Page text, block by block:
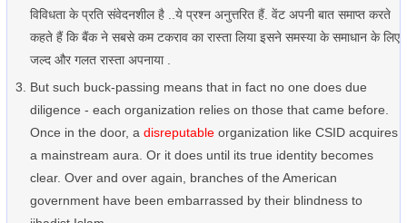
विविधता के प्रति संवेदनशील है ..ये प्रश्न अनुत्तरित हैं. वेंट अपनी बात समाप्त करते
कहते हैं कि बैंक ने सबसे कम टकराव का रास्ता लिया इसने समस्या के समाधान के लिए
जल्द और गलत रास्ता अपनाया .
But such buck-passing means that in fact no one does due
diligence - each organization relies on those that came before.
Once in the door, a disreputable organization like CSID acquires
a mainstream aura. Or it does until its true identity becomes
clear. Over and over again, branches of the American
government have been embarrassed by their blindness to